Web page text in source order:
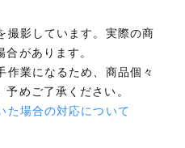
撮影しています。実際の商
があります。
作業になるため、商品個々
めご了承ください。
た場合の対応について